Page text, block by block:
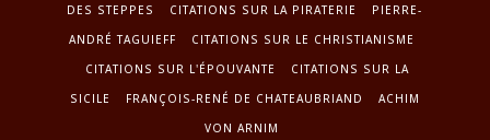
DES STEPPES
CITATIONS SUR LA PIRATERIE
PIERRE-
ANDRÉ TAGUIEFF
CITATIONS SUR LE CHRISTIANISME
CITATIONS SUR L'ÉPOUVANTE
CITATIONS SUR LA
SICILE
FRANÇOIS-RENÉ DE CHATEAUBRIAND
ACHIM
VON ARNIM